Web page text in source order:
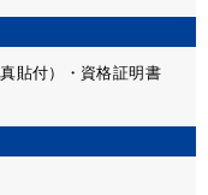
貼付）・資格証明書